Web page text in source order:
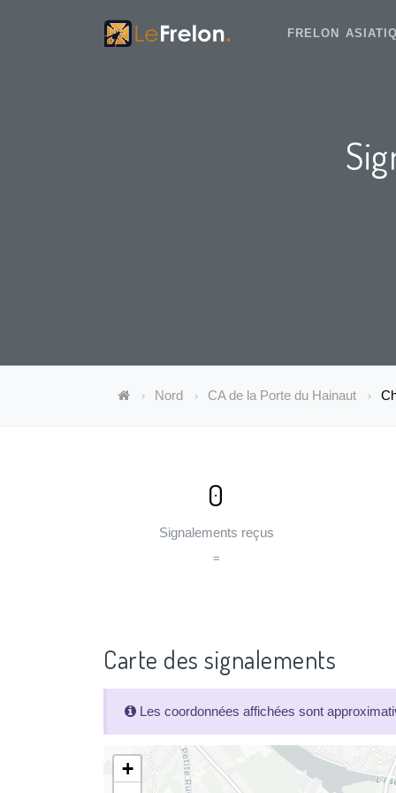
FRELON
Nord CA de la Porte du Hainaut
0
Signalements reçus
=
Carte des signalements
Les coordonnées affichées sont
+